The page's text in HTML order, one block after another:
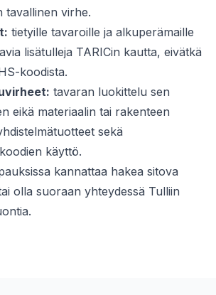
tavallinen virhe.
tietyille tavaroille ja alkuperämaille
lisätulleja TARICin kautta, eivätkä
koodista.
tavaran luokittelu sen
eikä materiaalin tai rakenteen
sekä
käyttö.
kannattaa hakea sitova
olla suoraan yhteydessä Tulliin